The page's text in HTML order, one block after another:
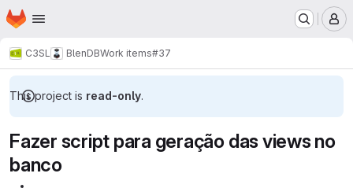
Skip to main content
Homepage
C3SL BlenDBWork items#37
This project is read-only.
Fazer script para geração das views no
banco